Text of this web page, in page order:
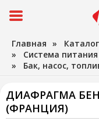
Главная »
» Система
» Бак, насос,
ДИАФРАГМА
(ФРАНЦИЯ)